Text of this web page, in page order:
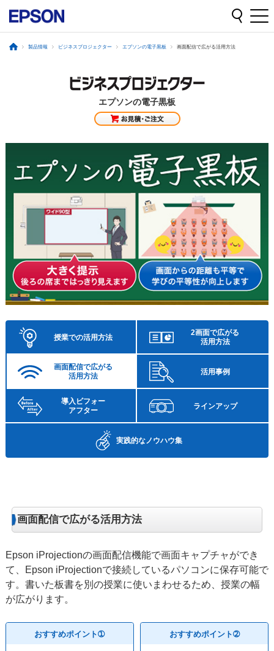
製品情報 ビジネスプロジェクター エプソンの電子黒板 画面配信で広がる活用方法
エプソンの電子黒板
授業での活用方法
2画面で広がる
活用方法
画面配信で広がる
活用方法
活用事例
導入ビフォー
アフター
ラインアップ
実践的なノウハウ集
画面配信で広がる活用方法
Epson iProjectionの画面配信機能で画面キャプチャができ
て、Epson iProjectionで接続しているパソコンに保存可能で
す。書いた板書を別の授業に使いまわせるため、授業の幅
が広がります。
おすすめポイント➀ おすすめポイント➁